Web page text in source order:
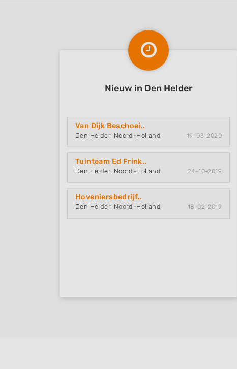
Nieuw in Den Helder
Van Dijk Beschoei..
Den Helder, Noord-Holland 19-03-2020
Tuinteam Ed Frink..
Den Helder, Noord-Holland 24-10-2019
Hoveniersbedrijf..
Den Helder, Noord-Holland 18-02-2019